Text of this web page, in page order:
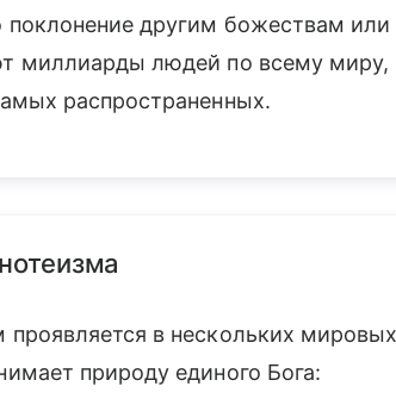
поклонение другим божествам
миллиарды людей по всему миру,
распространенных.
проявляется в нескольких
природу единого Бога: